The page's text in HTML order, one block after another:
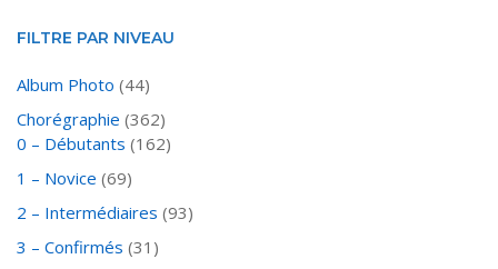
FILTRE PAR NIVEAU
Album Photo (44)
Chorégraphie (362)
0 – Débutants (162)
1 – Novice (69)
2 – Intermédiaires (93)
3 – Confirmés (31)